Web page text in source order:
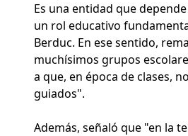
Es una entidad que
un rol educativo
Berduc. En ese sentido,
muchísimos grupos
a que, en época de clases,
guiados".
Además, señaló que "en la